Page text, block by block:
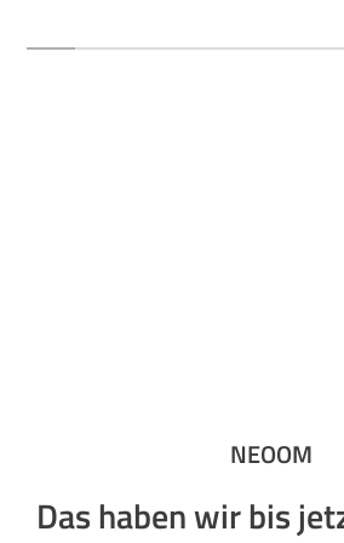
NEOOM
Das haben wir bis